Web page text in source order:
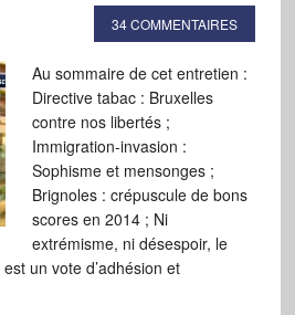
34 COMMENTAIRES
Au sommaire de cet entretien :
Directive tabac : Bruxelles
contre nos libertés ;
Immigration-invasion :
Sophisme et mensonges ;
Brignoles : crépuscule de bons
scores en 2014 ; Ni
extrémisme, ni désespoir, le
un vote d’adhésion et